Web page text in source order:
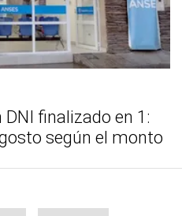
finalizado en 1:
según el monto